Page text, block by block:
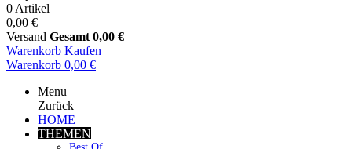
0 Artikel
0,00 €
Versand Gesamt 0,00 €
Warenkorb Kaufen
Warenkorb 0,00 €
Menu
Zurück
HOME
THEMEN